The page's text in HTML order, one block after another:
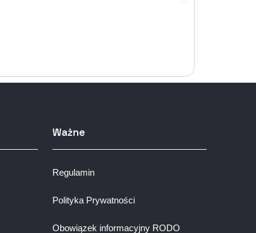
Ważne
Regulamin
Polityka Prywatności
Obowiązek informacyjny RODO